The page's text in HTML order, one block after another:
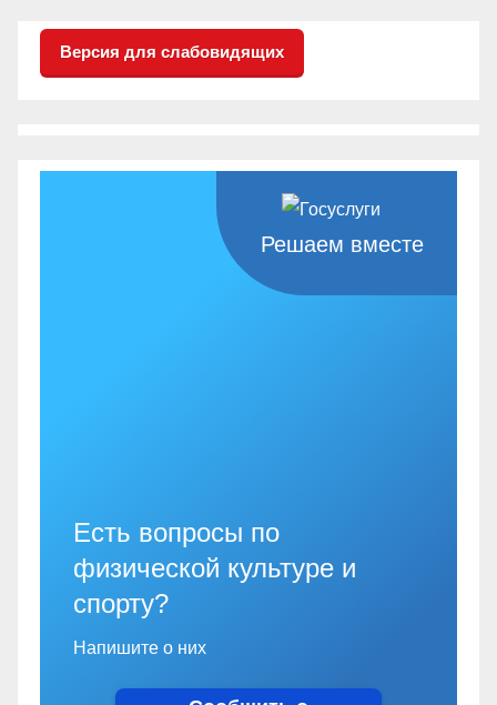
Версия для слабовидящих
Решаем вместе
Есть вопросы по
физической культуре и
спорту?
Напишите о них